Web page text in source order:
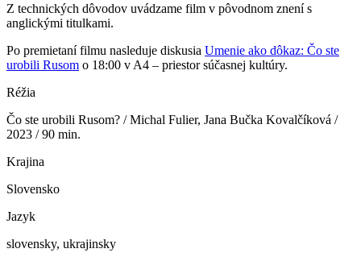
Z technických dôvodov uvádzame film v pôvodnom znení s
anglickými titulkami.
Po premietaní filmu nasleduje diskusia Umenie ako dôkaz: Čo ste
urobili Rusom o 18:00 v A4 – priestor súčasnej kultúry.
Réžia
Čo ste urobili Rusom? / Michal Fulier, Jana Bučka Kovalčíková /
2023 / 90 min.
Krajina
Slovensko
Jazyk
slovensky, ukrajinsky